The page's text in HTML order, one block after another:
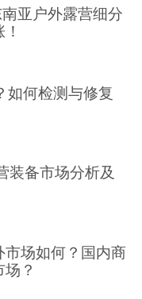
南亚户外露营细分
如何检测与修复
装备市场分析及
场如何？国内商
？